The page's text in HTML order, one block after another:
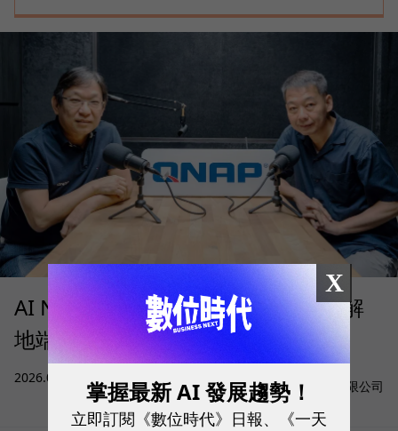
AI NAS 何時才值得部署？QNAP 拆解
地端 AI 的成本、算力與資料門檻
2026.08.05
sponsored by
威聯通科技股份有限公司
X
掌握最新 AI 發展趨勢！
立即訂閱《數位時代》日報、《一天